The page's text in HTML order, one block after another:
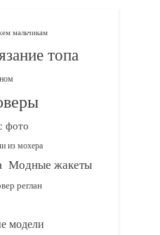
мальчикам
топа
фото
из мохера
Модные жакеты
реглан
модели